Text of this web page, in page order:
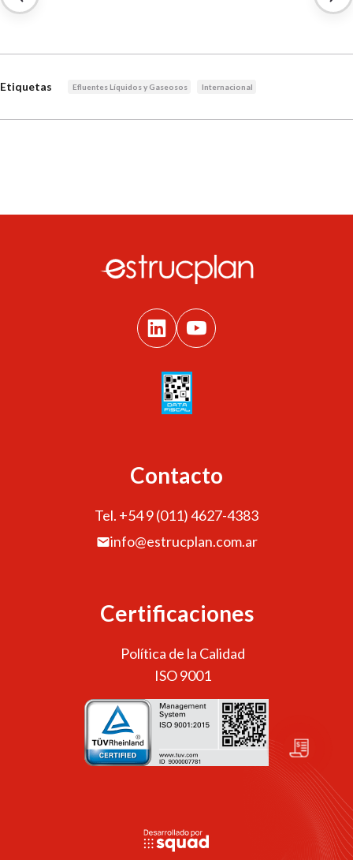
Etiquetas Efluentes Líquidos y Gaseosos Internacional
Contacto
Tel. +54 9 (011) 4627-4383
info@estrucplan.com.ar
Certificaciones
Política de la Calidad
ISO 9001